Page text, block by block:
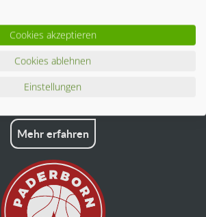
Mehr erfahren
Cookies akzeptieren
Cookies ablehnen
Einstellungen